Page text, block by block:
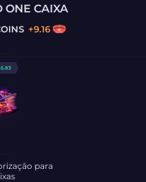
ONE CAIXA
+9.16
para